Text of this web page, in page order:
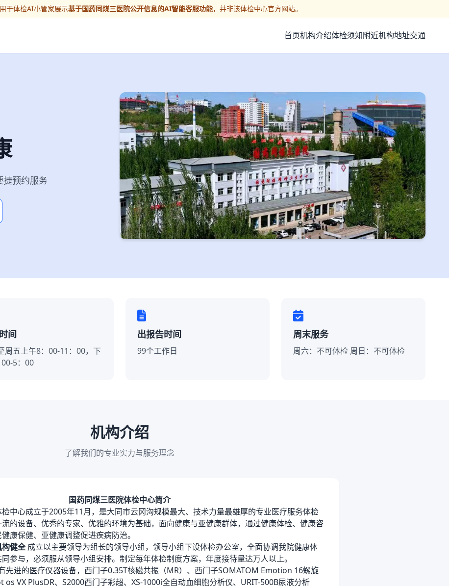
于体检AI小管家展示基于国药同煤三医院公开信息的AI智能客服功能，并非该体检中心官方网站。
首页机构介绍体检须知附近机构地址交通
捷预约服务
间
周五上午8：00-11：00，下
5：00
出报告时间
99个工作日
周末服务
周六：不可体检 周日：不可体检
机构介绍
了解我们的专业实力与服务理念
国药同煤三医院体检中心简介
中心成立于2005年11月，是大同市云冈沟规模最大、技术力量最雄厚的专业医疗服务体检
的设备、优秀的专家、优雅的环境为基础，面向健康与亚健康群体，通过健康体检、健康咨
康保健、亚健康调整促进疾病防治。
健全 成立以主要领导为组长的领导小组，领导小组下设体检办公室，全面协调我院健康体
参与，必须服从领导小组安排。制定每年体检制度方案，年度接待量达万人以上。
先进的医疗仪器设备，西门子0.35T核磁共振（MR）、西门子SOMATOM Emotion 16螺旋
os VX PlusDR、S2000西门子彩超、XS-1000i全自动血细胞分析仪、URIT-500B尿液分析